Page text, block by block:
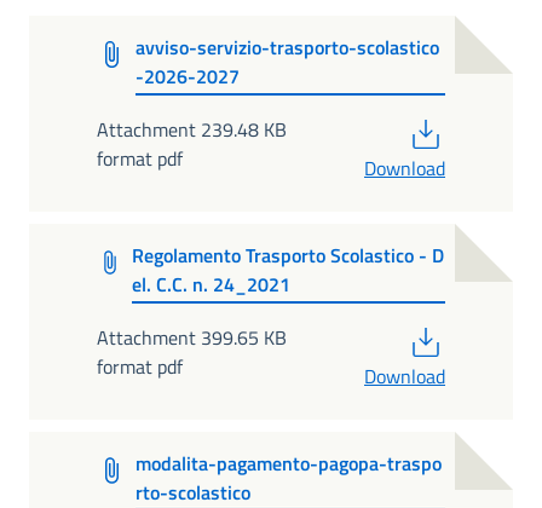
avviso-servizio-trasporto-scolastico
-2026-2027
Attachment 239.48 KB
format pdf
Download
Regolamento Trasporto Scolastico - D
el. C.C. n. 24_2021
Attachment 399.65 KB
format pdf
Download
modalita-pagamento-pagopa-traspo
rto-scolastico